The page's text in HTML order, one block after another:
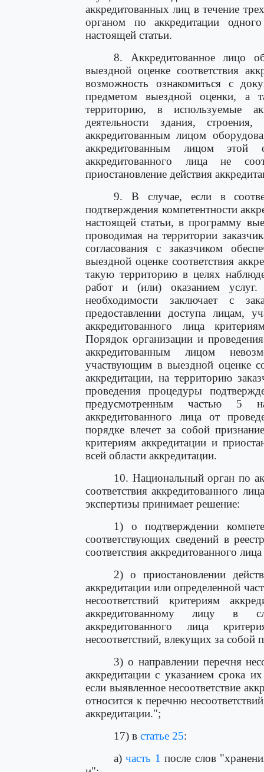
аккредитованных лиц в течение
органом по аккредитации
настоящей статьи.
8. Аккредитованное лицо
выездной оценке соответствия
возможность ознакомиться с
предметом выездной оценки, а
территорию, в используемые
деятельности здания,
аккредитованным лицом
аккредитованным лицом этой
аккредитованного лица не
приостановление действия
9. В случае, если в
подтверждения компетентности
настоящей статьи, в программу
проводимая на территории
согласования с заказчиком
выездной оценке соответствия
такую территорию в целях
работ и (или) оказанием
необходимости заключает с
предоставлении доступа лицам,
аккредитованного лица
Порядок организации и
аккредитованным лицом
участвующим в выездной оценке
аккредитации, на территорию
проведения процедуры
предусмотренным частью 5
аккредитованного лица от
порядке влечет за собой
критериям аккредитации и
всей области аккредитации.
10. Национальный орган по
соответствия аккредитованного
экспертизы принимает решение:
1) о подтверждении
соответствующих сведений в
соответствия аккредитованного
2) о приостановлении
аккредитации или определенной
несоответствий критериям
аккредитованному лицу в
аккредитованного лица
несоответствий, влекущих за собой
3) о направлении перечня
аккредитации с указанием срока
если выявленное несоответствие
относится к перечню
аккредитации.";
17) в статье 25:
а)часть 1 после слов